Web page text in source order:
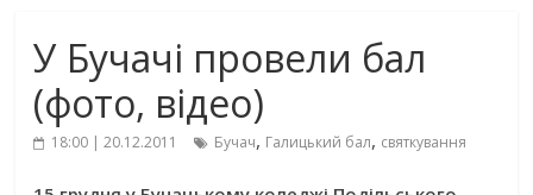
У Бучачі провели бал
(фото, відео)
18:00 | 20.12.2011 Бучач, Галицький бал, святкування